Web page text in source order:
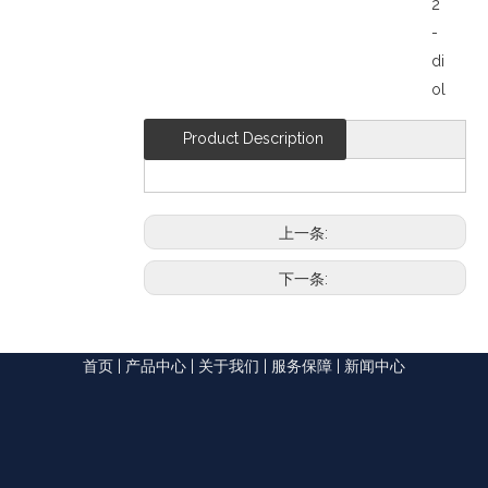
2
-
di
ol
Product Description
上一条:
下一条:
首页 产品中心 关于我们 服务保障 新闻中心